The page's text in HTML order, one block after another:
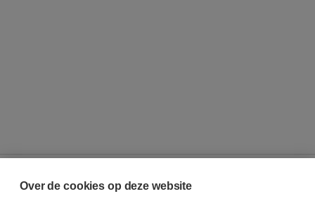
Over de cookies op deze website